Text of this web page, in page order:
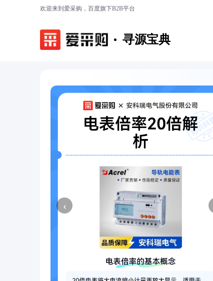
欢迎来到爱采购，百度旗下B2B平台
寻源宝典
‹